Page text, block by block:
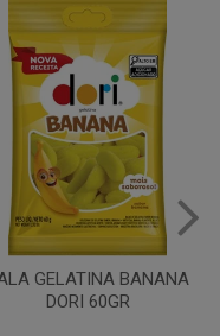
BALA GELATINA AMORA
DORI 60GR